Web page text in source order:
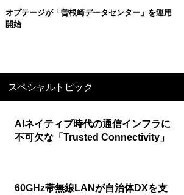
オプテージが「曽根崎データセンター」を運用
開始
スペシャルトピック
AIネイティブ時代の通信インフラに
不可欠な「Trusted Connectivity」
60GHz帯無線LANが自治体DXを支